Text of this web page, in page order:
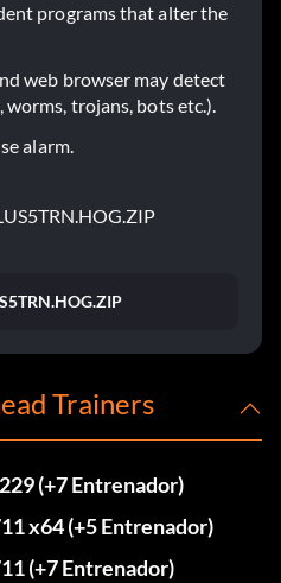
programs that alter the
web browser may detect
worms, trojans, bots etc.).
alarm.
Trainers
(+7 Entrenador)
x64 (+5 Entrenador)
(+7 Entrenador)